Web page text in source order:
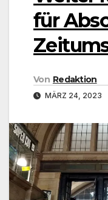
für
Von Redaktion
MÄRZ 24, 2023